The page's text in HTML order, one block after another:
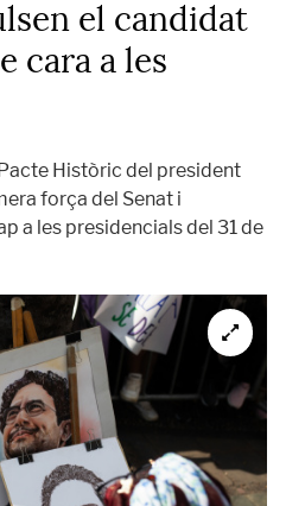
el candidat
cara a les
Històric del president
força del Senat i
a les presidencials del 31 de